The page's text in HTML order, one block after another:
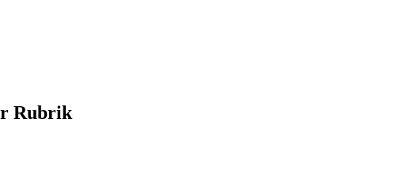
Rubrik